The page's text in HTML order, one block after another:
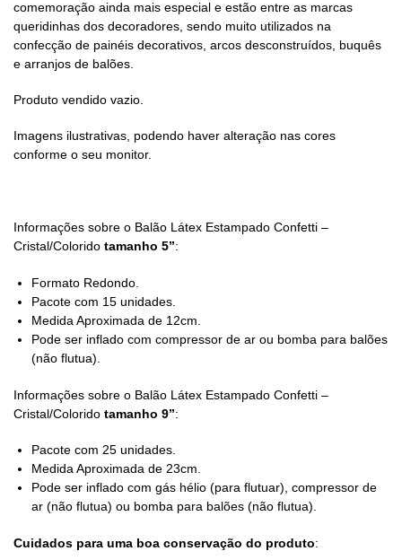
comemoração ainda mais especial e estão entre as marcas
queridinhas dos decoradores, sendo muito utilizados na
confecção de painéis decorativos, arcos desconstruídos, buquês
e arranjos de balões.
Produto vendido vazio.
Imagens ilustrativas, podendo haver alteração nas cores
conforme o seu monitor.
Informações sobre o Balão Látex Estampado Confetti –
Cristal/Colorido tamanho 5”:
Formato Redondo.
Pacote com 15 unidades.
Medida Aproximada de 12cm.
Pode ser inflado com compressor de ar ou bomba para balões
(não flutua).
Informações sobre o Balão Látex Estampado Confetti –
Cristal/Colorido tamanho 9”:
Pacote com 25 unidades.
Medida Aproximada de 23cm.
Pode ser inflado com gás hélio (para flutuar), compressor de
ar (não flutua) ou bomba para balões (não flutua).
Cuidados para uma boa conservação do produto: